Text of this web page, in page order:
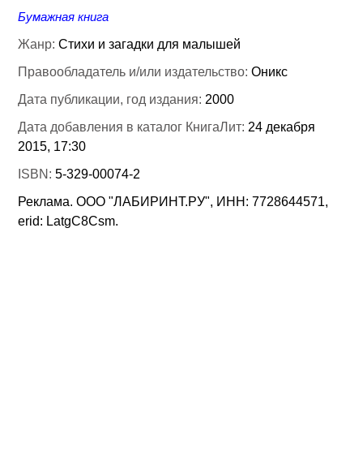
Бумажная книга
Жанр:Стихи и загадки для малышей
Правообладатель и/или издательство:Оникс
Дата публикации, год издания: 2000
Дата добавления в каталог КнигаЛит: 24 декабря
2015, 17:30
ISBN:5-329-00074-2
Реклама. ООО "ЛАБИРИНТ.РУ", ИНН: 7728644571,
erid: LatgC8Csm.